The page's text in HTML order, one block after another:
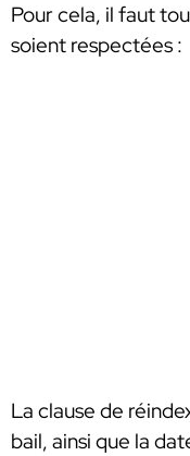
Pour cela, il faut
soient respectées :
La clause de
bail, ainsi que la